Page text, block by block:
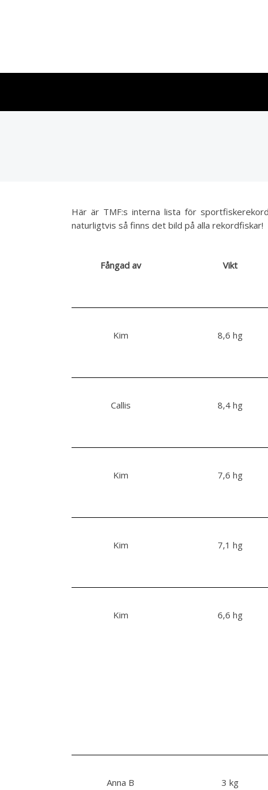
Här är TMF:s interna lista för
naturligtvis så finns det bild på alla rekordfiskar!
Fångad av Vikt
Kim 8,6 hg
Callis 8,4 hg
Kim 7,6 hg
Kim 7,1 hg
Kim 6,6 hg
Anna B 3 kg